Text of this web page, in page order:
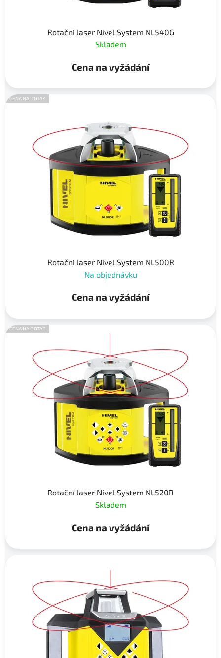
Rotační laser Nivel System NL540G
Skladem
Cena na vyžádání
CENA NA DOTAZ
Rotační laser Nivel System NL500R
Na objednávku
Cena na vyžádání
CENA NA DOTAZ
Rotační laser Nivel System NL520R
Skladem
Cena na vyžádání